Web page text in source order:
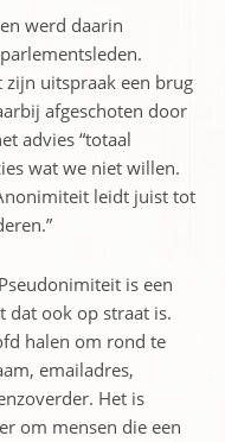
werd daarin
uitspraak een brug
afgeschoten door
advies “totaal
wat we niet willen.
leidt juist tot
is een
dat ook op straat is.
halen om rond te
emailadres,
Het is
om mensen die een